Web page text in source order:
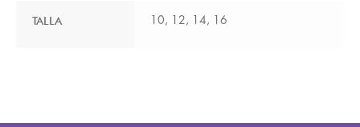
TALLA 10, 12, 14, 16